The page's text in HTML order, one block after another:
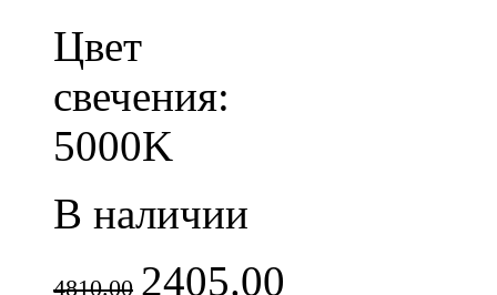
Цвет
свечения:
5000K
В наличии
4810.00 2405.00